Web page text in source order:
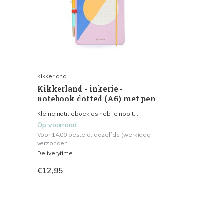
Kikkerland
Kikkerland - inkerie -
notebook dotted (A6) met pen
Kleine notitieboekjes heb je nooit...
Op voorraad
Voor 14.00 besteld, dezelfde (werk)dag
verzonden.
Deliverytime
€12,95